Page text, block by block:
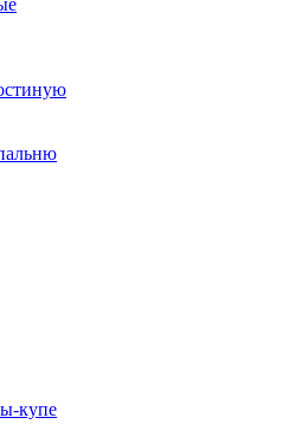
купе